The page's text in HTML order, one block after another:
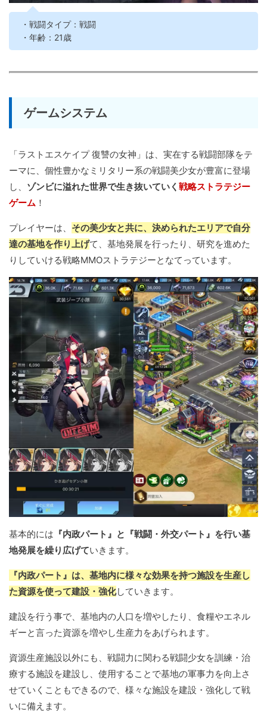
・戦闘タイプ：戦闘
・年齢：21歳
ゲームシステム
「ラストエスケイプ 復讐の女神」は、実在する戦闘部隊をテ
ーマに、個性豊かなミリタリー系の戦闘美少女が豊富に登場
し、 ゾンビに溢れた世界で生き抜いていく 戦略ストラテジー
ゲーム ！
プレイヤーは、 その美少女と共に、決められたエリアで自分
達の基地を作り上げて、基地発展を行ったり、研究を進めた
りしていける戦略MMOストラテジーとなてっています。
基本的には 『内政パート』と『戦闘・外交パート』を行い基
地発展を繰り広げていきます。
『内政パート』は、基地内に様々な効果を持つ施設を生産し
た資源を使って建設・強化していきます。
建設を行う事で、基地内の人口を増やしたり、食糧やエネル
ギーと言った資源を増やし生産力をあげられます。
資源生産施設以外にも、戦闘力に関わる戦闘少女を訓練・治
療する施設を建設し、使用することで基地の軍事力を向上さ
せていくこともできるので、様々な施設を建設・強化して戦
いに備えます。